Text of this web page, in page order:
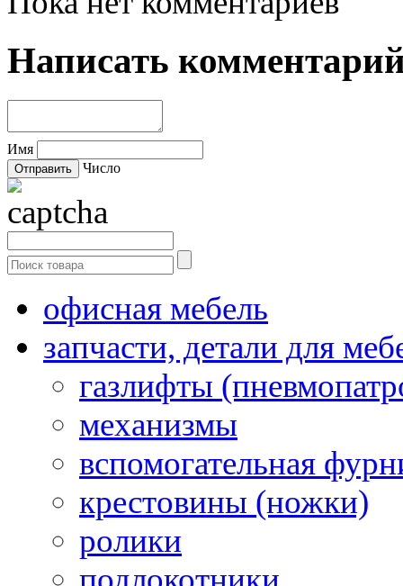
Написать
Имя
Число
офисная мебель
запчасти, детали для
газлифты
механизмы
вспомогательная
крестовины (ножки)
ролики